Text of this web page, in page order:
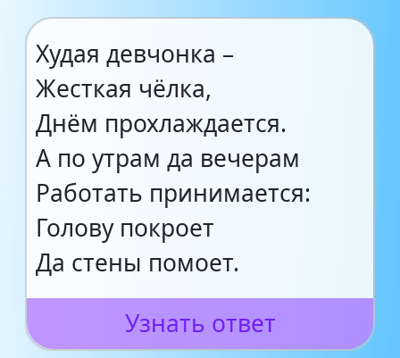
Худая девчонка –
Жесткая чёлка,
Днём прохлаждается.
А по утрам да вечерам
Работать принимается:
Голову покроет
Да стены помоет.
Узнать ответ